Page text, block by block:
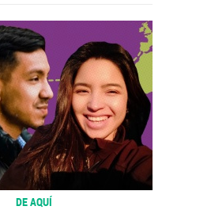
DE AQUÍ